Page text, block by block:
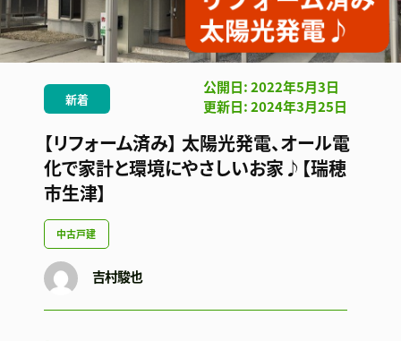
新着
公開日: 2022年5月3日
更新日: 2024年3月25日
【リフォーム済み】 太陽光発電、オール電
化で家計と環境にやさしいお家♪【瑞穂
市生津】
中古戸建
吉村駿也